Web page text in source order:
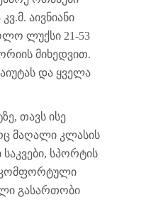
აივნიანი
ლუქსი 21-53
მიხედვით.
და ყველა
თავს ისე
მაღალი კლასის
სპორტის
კომფორტული
გასართობი